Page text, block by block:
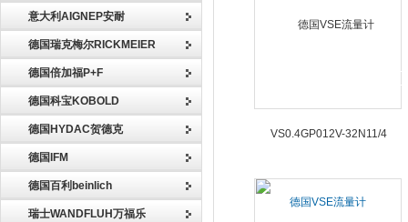
意大利AIGNEP安耐
德国瑞克梅尔RICKMEIER
德国倍加福P+F
德国科宝KOBOLD
德国HYDAC贺德克
德国IFM
德国百利beinlich
瑞士WANDFLUH万福乐
德国VSE流量计